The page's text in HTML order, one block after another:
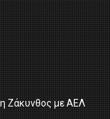
Ζάκυνθος με ΑΕΛ